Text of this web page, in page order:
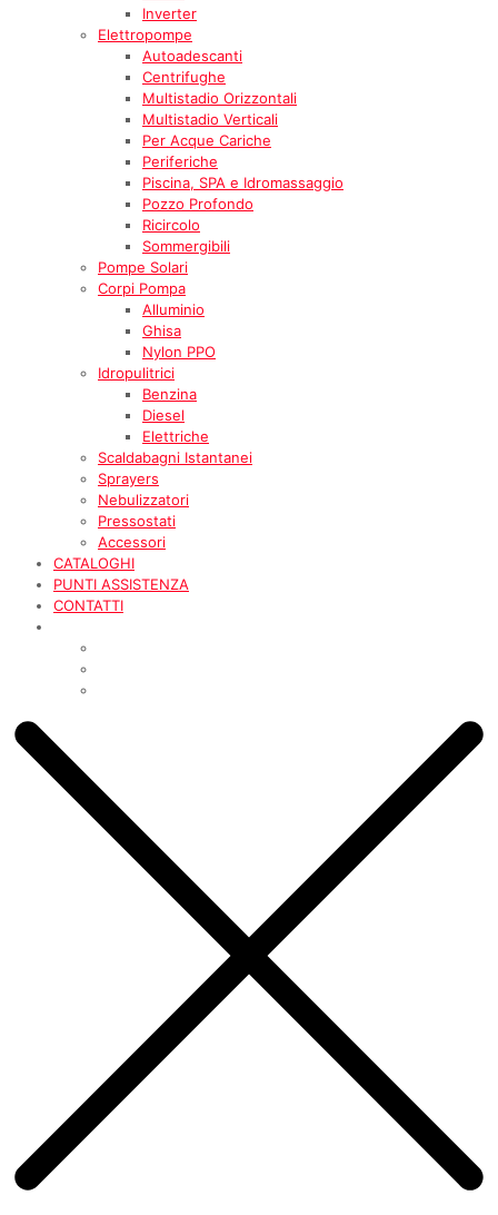
Inverter
Elettropompe
Autoadescanti
Centrifughe
Multistadio Orizzontali
Multistadio Verticali
Per Acque Cariche
Periferiche
Piscina, SPA e Idromassaggio
Pozzo Profondo
Ricircolo
Sommergibili
Pompe Solari
Corpi Pompa
Alluminio
Ghisa
Nylon PPO
Idropulitrici
Benzina
Diesel
Elettriche
Scaldabagni Istantanei
Sprayers
Nebulizzatori
Pressostati
Accessori
CATALOGHI
PUNTI ASSISTENZA
CONTATTI